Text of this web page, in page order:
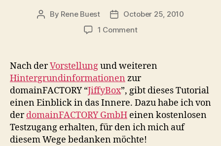
Post
By Rene Buest
PostOctober 25, 2010
1 Commenton
domainFACTORY
“JiffyBox”
Nach derVorstellungund weiteren
Hintergrundinformationen zur
domainFACTORY “JiffyBox”, gibt dieses Tutorial
einen Einblick in das Innere. Dazu habe ich von
derdomainFACTORY GmbH einen kostenlosen
Testzugang erhalten, für den ich mich auf
diesem Wege bedanken möchte!